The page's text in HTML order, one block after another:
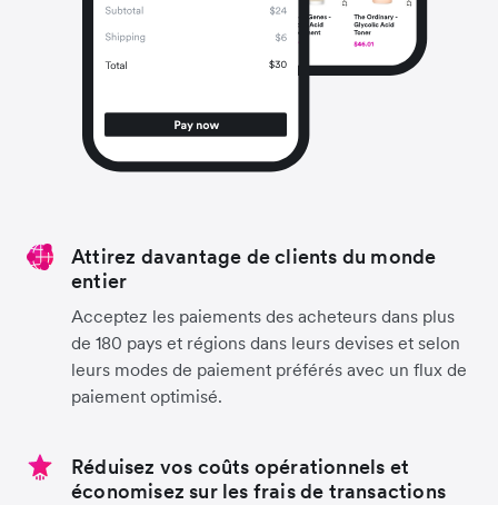
Attirez davantage de clients du monde
entier
Acceptez les paiements des acheteurs dans plus
de 180 pays et régions dans leurs devises et selon
leurs modes de paiement préférés avec un flux de
paiement optimisé.
Réduisez vos coûts opérationnels et
économisez sur les frais de transactions